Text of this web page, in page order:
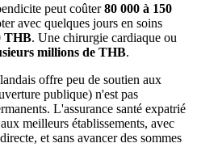
peut coûter80 000 à 150
avec quelques jours en soins
THB. Une chirurgie cardiaque ou
millions de THB.
offre peu de soutien aux
publique) n'est pas
L'assurance santé expatrié
meilleurs établissements, avec
et sans avancer des sommes